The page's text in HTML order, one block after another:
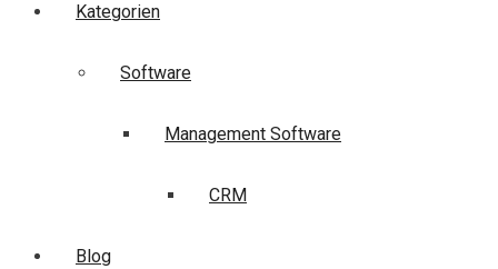
Kategorien
Software
Management Software
CRM
Blog